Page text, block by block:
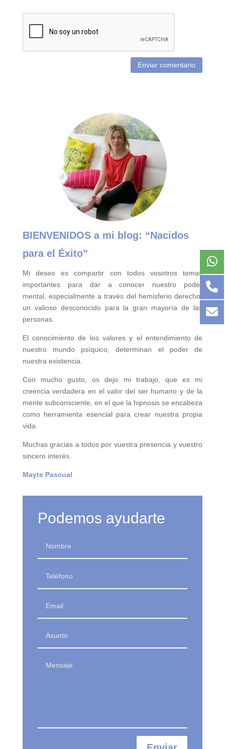
Enviar comentario
BIENVENIDOS a mi blog: “Nacidos
para el Éxito”
Mi deseo es compartir con todos vosotros temas
importantes para
dar a conocer nuestro poder
mental, especialmente a través del hemisferio derecho,
un valioso desconocido para la gran mayoría de las
personas.
El conocimiento de los valores y el entendimiento de
nuestro mundo psíquico, determinan el poder de
nuestra existencia.
Con mucho gusto, os dejo mi trabajo, que es mi
creencia verdadera en el valor del ser humano y de la
mente subconsciente, en el que la hipnosis se encabeza
como herramienta esencial para crear nuestra propia
vida.
Muchas gracias a todos por vuestra presencia y vuestro
sincero interés.
Mayte Pascual
Podemos ayudarte